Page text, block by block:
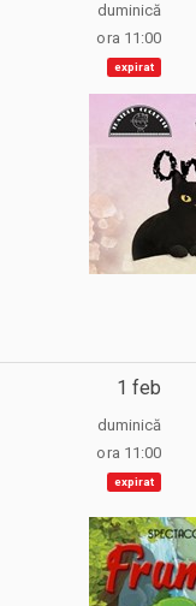
duminică
ora 11:00
expirat
1 feb
duminică
ora 11:00
expirat